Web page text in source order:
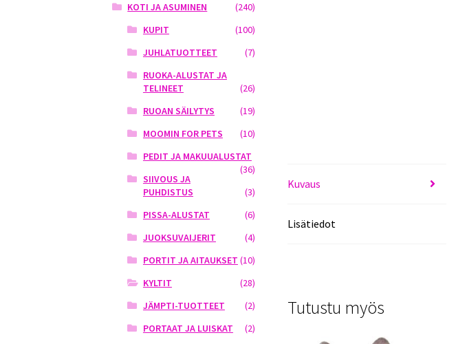
Kuvaus
Lisätiedot
Tutustu myös
KOTI JA ASUMINEN
(240)
KUPIT
(100)
JUHLATUOTTEET
(7)
RUOKA-ALUSTAT JA
TELINEET
(26)
RUOAN SÄILYTYS
(19)
MOOMIN FOR PETS
(10)
PEDIT JA MAKUUALUSTAT
(36)
SIIVOUS JA
PUHDISTUS
(3)
PISSA-ALUSTAT
(6)
JUOKSUVAIJERIT
(4)
PORTIT JA AITAUKSET (10)
KYLTIT
(28)
JÄMPTI-TUOTTEET
(2)
PORTAAT JA LUISKAT
(2)